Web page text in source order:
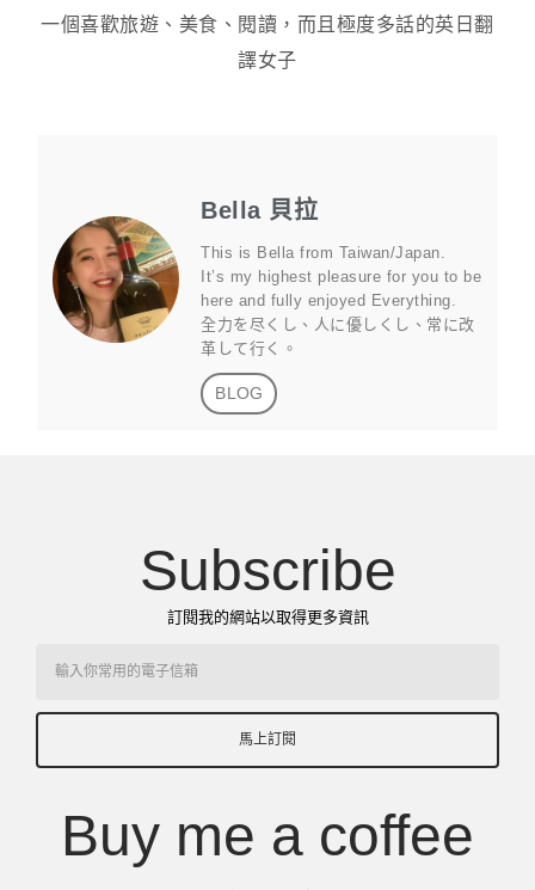
一個喜歡旅遊、美食、閱讀，而且極度多話的英日翻
譯女子
Bella 貝拉
This is Bella from Taiwan/Japan.
It’s my highest pleasure for you to be
here and fully enjoyed Everything.
全力を尽くし、人に優しくし、常に改
革して行く。
BLOG
Subscribe
訂閱我的網站以取得更多資訊
馬上訂閱
Buy me a coffee